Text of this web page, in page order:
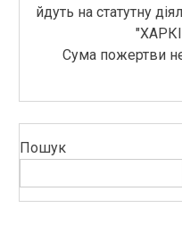
йдуть на статутну
Сума пожертви
Пошук